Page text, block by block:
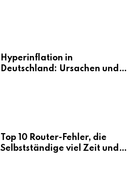
Hyperinflation in
Deutschland: Ursachen und
Top 10 Router-Fehler, die
Selbstständige viel Zeit und